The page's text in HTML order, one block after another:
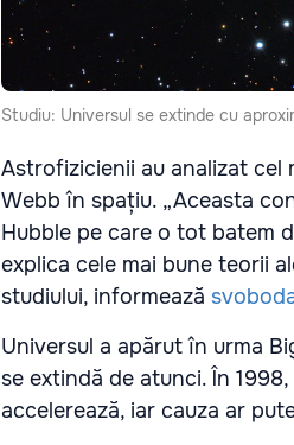
Studiu: Universul se extinde cu
Astrofizicienii au analizat cel
Webb în spațiu. „Aceasta
Hubble pe care o tot batem
explica cele mai bune teorii
studiului, informează
Universul a apărut în urma
se extindă de atunci. În
accelerează, iar cauza ar